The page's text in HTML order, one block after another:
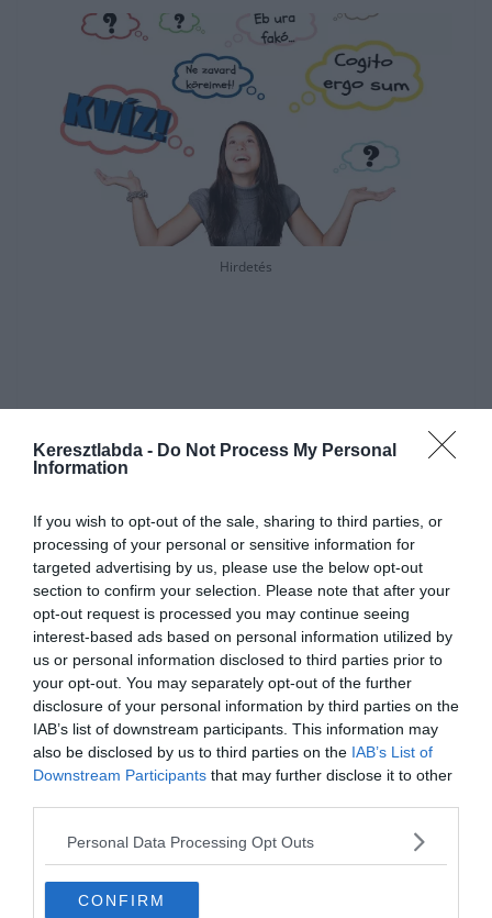
Keresztlabda - Do Not Process My Personal
Information
If you wish to opt-out of the sale, sharing to third parties, or
processing of your personal or sensitive information for
targeted advertising by us, please use the below opt-out
section to confirm your selection. Please note that after your
opt-out request is processed you may continue seeing
interest-based ads based on personal information utilized by
us or personal information disclosed to third parties prior to
your opt-out. You may separately opt-out of the further
disclosure of your personal information by third parties on the
IAB’s list of downstream participants. This information may
also be disclosed by us to third parties on the IAB’s List of
Downstream Participants that may further disclose it to other
Personal Data Processing Opt Outs
CONFIRM
Hirdetés
Annak aki a Facebook csoportunk tagja, ez
könnyen fog menni, hisz sokat játszunk,
kérdezünk. Ha nem vagy taggyere, csatlakozz és
játssz velünk egy nagyon szuper közösségben.
Készen állsz?
0%
Melyik műből származik
az idézet: "Vétkesek közt
cinkos, aki néma"?